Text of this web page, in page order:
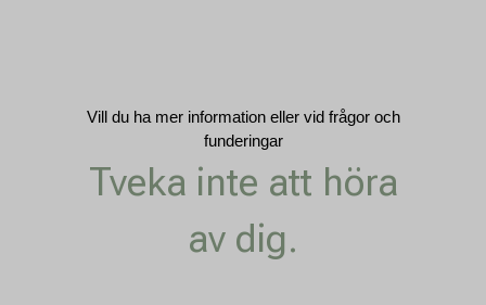
Vill du ha mer information eller vid frågor och
funderingar
Tveka inte att höra
av dig.